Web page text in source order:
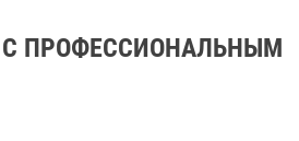
С ПРОФЕССИОНАЛЬНЫМ